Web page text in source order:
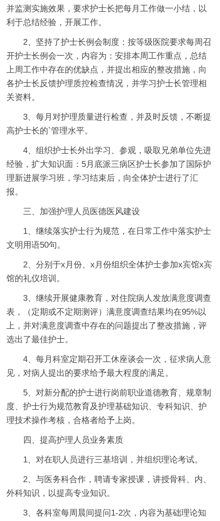
并监测实施效果，要求护士长把每月工作做一小结，以
利于总结经验，开展工作。
2、坚持了护士长例会制度：按等级医院要求每周召
开护士长例会一次，内容为：安排本周工作重点，总结
上周工作中存在的优缺点，并提出相应的整改措施，向
各护士长反馈护理质控检查情况，并学习护士长管理相
关资料。
3、每月对护理质量进行检查，并及时反馈，不断提
高护士长的`管理水平。
4、组织护士长外出学习、参观，吸取兄弟单位先进
经验，扩大知识面：5月底派三病区护士长参加了国际护
理新进展学习班，学习结束后，向全体护士进行了汇
报。
三、加强护理人员医德医风建设
1、继续落实护士行为规范，在日常工作中落实护士
文明用语50句。
2、分别于x月份、x月份组织全体护士参加x宾馆x宾
馆的礼仪培训。
3、继续开展健康教育，对住院病人发放满意度调查
表，（定期或不定期测评）满意度调查结果均在95%以
上，并对满意度调查中存在的问题提出了整改措施，评
选出了最佳护士。
4、每月科室定期召开工休座谈会一次，征求病人意
见，对病人提出的要求给予最大程度的满足。
5、对新分配的护士进行岗前职业道德教育、规章制
度、护士行为规范教育及护理基础知识、专科知识、护
理技术操作考核，合格者给予上岗。
四、提高护理人员业务素质
1、对在职人员进行三基培训，并组织理论考试。
2、与医务科合作，聘请专家授课，讲授骨科、内、
外科知识，以提高专业知识。
3、各科室每周晨间提问1-2次，内容为基础理论知